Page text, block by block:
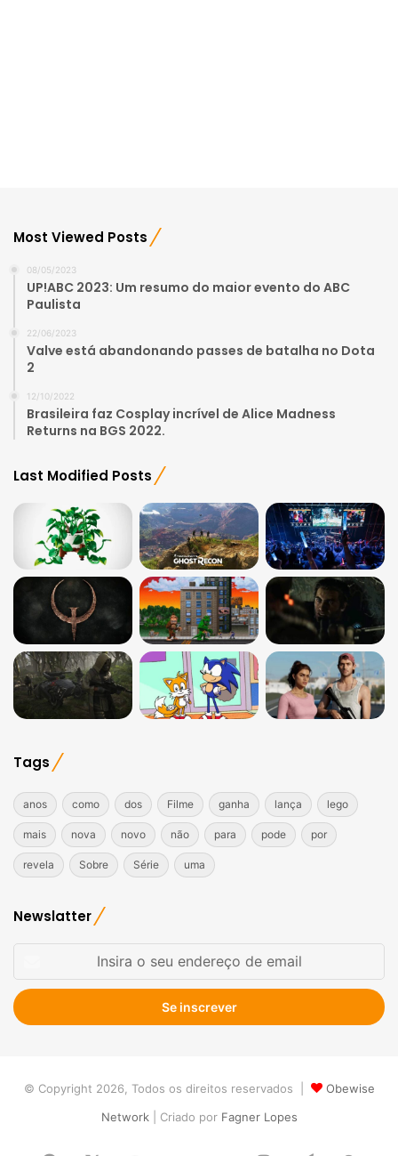
Most Viewed Posts
08/05/2023
UP!ABC 2023: Um resumo do maior evento do ABC
Paulista
22/06/2023
Valve está abandonando passes de batalha no Dota
2
12/10/2022
Brasileira faz Cosplay incrível de Alice Madness
Returns na BGS 2022.
Last Modified Posts
Tags
anos como dos Filme ganha lança lego
mais nova novo não para pode por
revela Sobre Série uma
Newslatter
seu
endereço
de
© Copyright 2026, Todos os direitos reservados |
Obewise
Network| Criado porFagner Lopes